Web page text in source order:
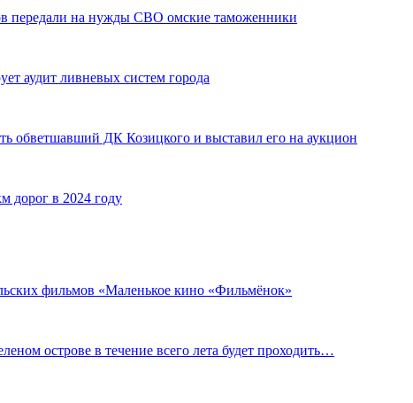
передали на нужды СВО омские таможенники
аудит ливневых систем города
обветшавший ДК Козицкого и выставил его на аукцион
дорог в 2024 году
фильмов «Маленькое кино «Фильмёнок»
острове в течение всего лета будет проходить…